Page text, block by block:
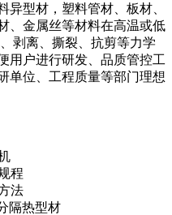
型材，塑料管材、板材、
、金属丝等材料在高温或低
剥离、撕裂、抗剪等力学
用户进行研发、品质管控工
单位、工程质量等部门理想
程
法
隔热型材